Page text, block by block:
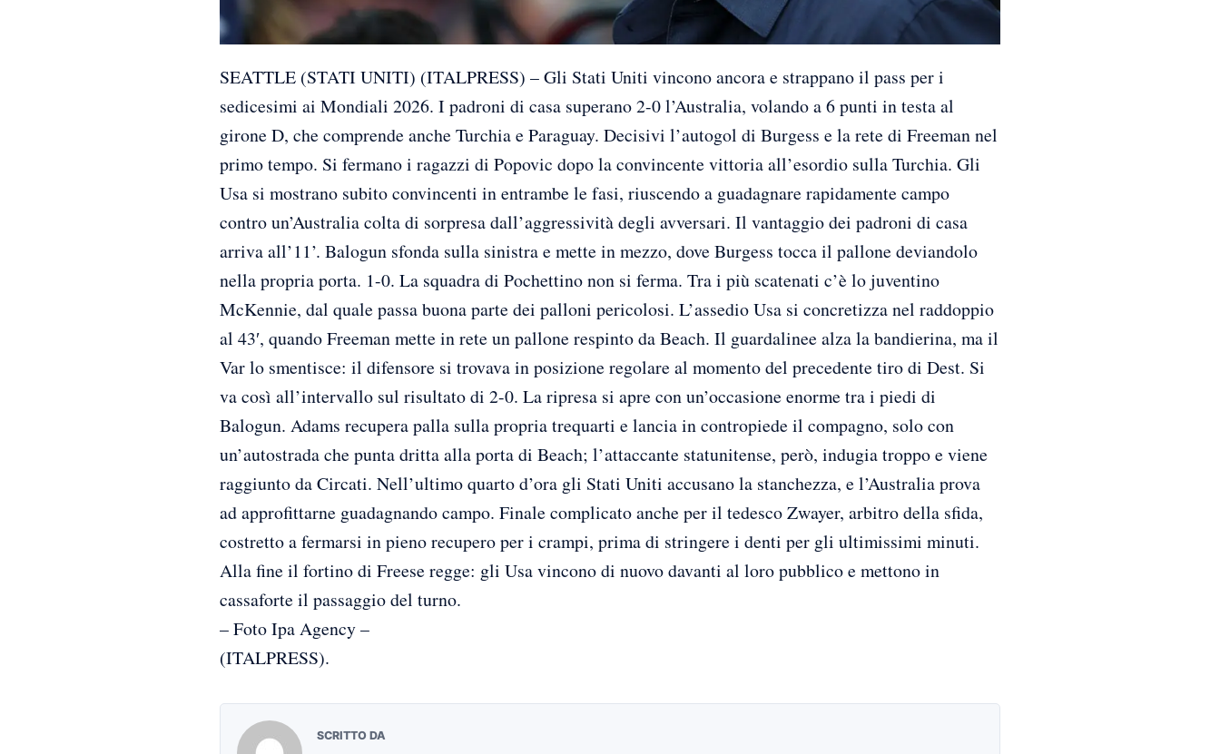
SEATTLE (STATI UNITI) (ITALPRESS) – Gli Stati Uniti vincono ancora e strappano il pass per i
sedicesimi ai Mondiali 2026. I padroni di casa superano 2-0 l’Australia, volando a 6 punti in testa al
girone D, che comprende anche Turchia e Paraguay. Decisivi l’autogol di Burgess e la rete di Freeman nel
primo tempo. Si fermano i ragazzi di Popovic dopo la convincente vittoria all’esordio sulla Turchia. Gli
Usa si mostrano subito convincenti in entrambe le fasi, riuscendo a guadagnare rapidamente campo
contro un’Australia colta di sorpresa dall’aggressività degli avversari. Il vantaggio dei padroni di casa
arriva all’11’. Balogun sfonda sulla sinistra e mette in mezzo, dove Burgess tocca il pallone deviandolo
nella propria porta. 1-0. La squadra di Pochettino non si ferma. Tra i più scatenati c’è lo juventino
McKennie, dal quale passa buona parte dei palloni pericolosi. L’assedio Usa si concretizza nel raddoppio
al 43′, quando Freeman mette in rete un pallone respinto da Beach. Il guardalinee alza la bandierina, ma il
Var lo smentisce: il difensore si trovava in posizione regolare al momento del precedente tiro di Dest. Si
va così all’intervallo sul risultato di 2-0. La ripresa si apre con un’occasione enorme tra i piedi di
Balogun. Adams recupera palla sulla propria trequarti e lancia in contropiede il compagno, solo con
un’autostrada che punta dritta alla porta di Beach; l’attaccante statunitense, però, indugia troppo e viene
raggiunto da Circati. Nell’ultimo quarto d’ora gli Stati Uniti accusano la stanchezza, e l’Australia prova
ad approfittarne guadagnando campo. Finale complicato anche per il tedesco Zwayer, arbitro della sfida,
costretto a fermarsi in pieno recupero per i crampi, prima di stringere i denti per gli ultimissimi minuti.
Alla fine il fortino di Freese regge: gli Usa vincono di nuovo davanti al loro pubblico e mettono in
cassaforte il passaggio del turno.
– Foto Ipa Agency –
(ITALPRESS).
SCRITTO DA